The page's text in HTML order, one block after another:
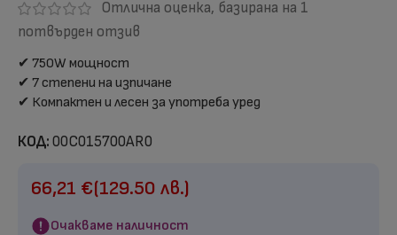
Отлична оценка, базирана на 1
потвърден отзив
✔ 750W мощност
✔ 7 степени на изпичане
✔ Компактен и лесен за употреба уред
КОД: 00C015700AR0
66,21 €(129.50 лв.)
Очакваме наличност